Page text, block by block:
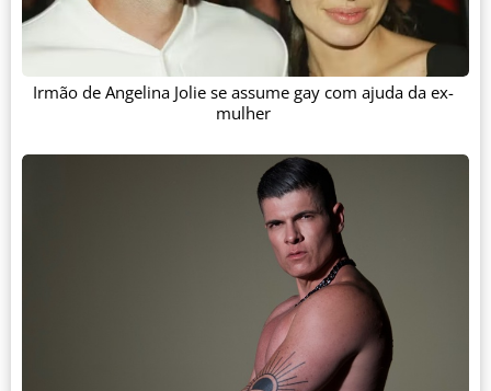
Irmão de Angelina Jolie se assume gay com ajuda da ex-
mulher